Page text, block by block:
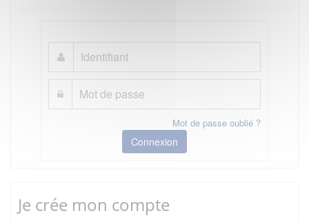
Mot de passe oublié ?
Connexion
Je crée mon compte